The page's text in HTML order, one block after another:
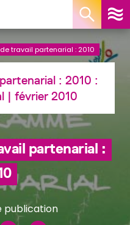
travail partenarial : 2010
: 2010 :
| février 2010
partenarial :